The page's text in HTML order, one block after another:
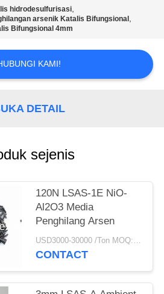
hidrodesulfurisasi,
arsenik Katalis Bifungsional ,
Bifungsional 4mm
KAMI!
DETAIL
sejenis
120N LSAS-1E NiO-
Al2O3 Media
Penghilang Arsen
USD3000-30000 /Ton MOQ:1 KG
CONTACT